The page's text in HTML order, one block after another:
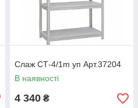
Слаж СТ-4/1m уп Арт.37204
В наявності
4 340 ₴